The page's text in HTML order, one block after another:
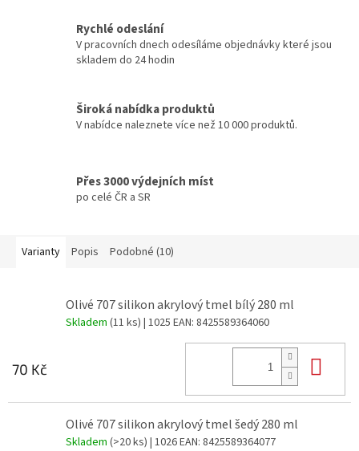
Rychlé odeslání
V pracovních dnech odesíláme objednávky které jsou
skladem do 24 hodin
Široká nabídka produktů
V nabídce naleznete více než 10 000 produktů.
Přes 3000 výdejních míst
po celé ČR a SR
Varianty Popis Podobné (10)
Olivé 707 silikon akrylový tmel bílý 280 ml
Skladem (11 ks) | 1025 EAN: 8425589364060
70 Kč
Olivé 707 silikon akrylový tmel šedý 280 ml
Skladem (>20 ks) | 1026EAN: 8425589364077